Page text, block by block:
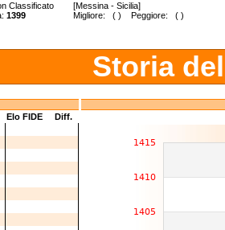
Classificato [Messina - Sicilia]
1399 Migliore: ( ) Peggiore: ( )
Storia
Elo FIDE
Diff.